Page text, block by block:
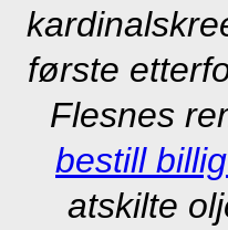
første
Flesnes
bestill
atskilte